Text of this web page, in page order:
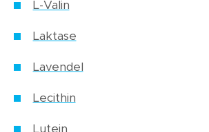
L-Valin
Laktase
Lavendel
Lecithin
Lutein